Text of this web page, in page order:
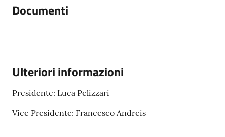
Documenti
Ulteriori informazioni
Presidente: Luca Pelizzari
Vice Presidente: Francesco Andreis